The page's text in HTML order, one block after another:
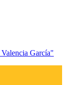
García"